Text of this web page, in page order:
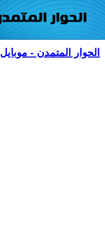
الحوار المتمدن - موبايل